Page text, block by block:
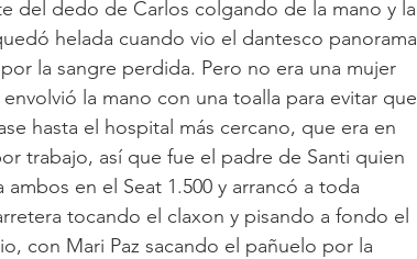
del dedo de Carlos colgando de la mano y la
helada cuando vio el dantesco panorama
la sangre perdida. Pero no era una mujer
la mano con una toalla para evitar que
hasta el hospital más cercano, que era en
trabajo, así que fue el padre de Santi quien
en el Seat 1.500 y arrancó a toda
tocando el claxon y pisando a fondo el
con Mari Paz sacando el pañuelo por la